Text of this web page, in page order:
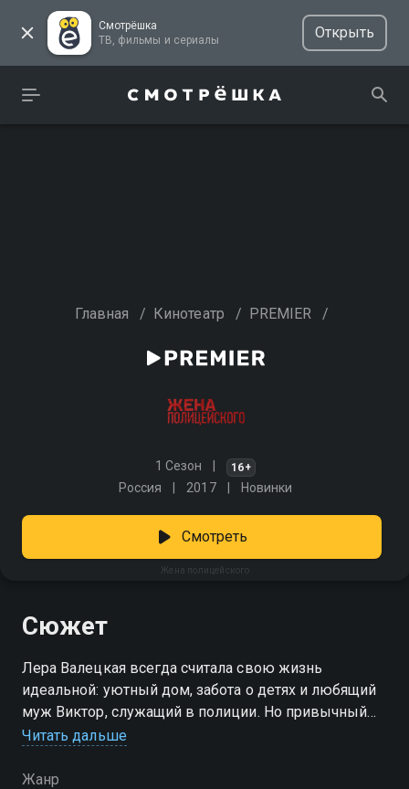
Смотрёшка
ТВ, фильмы и сериалы
Открыть
Главная / Кинотеатр / PREMIER /
1 Сезон 16+
Россия 2017 Новинки
Жена полицейского
Смотреть
Сюжет
Лера Валецкая всегда считала свою жизнь
идеальной: уютный дом, забота о детях и любящий
муж Виктор, служащий в полиции. Но привычный
уклад рушится в одночасье, когда раскрывается
замешан в теневых схемах и давно живёт двойной
Читать дальше
Жанр